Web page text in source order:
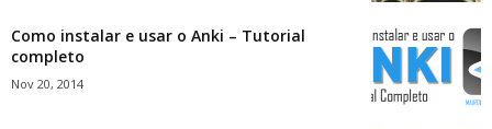
Como instalar e usar o Anki – Tutorial
completo
Nov 20, 2014